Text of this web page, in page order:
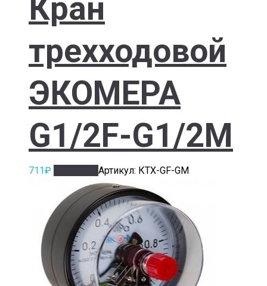
Кран
трехходовой
ЭКОМЕРА
G1/2F-G1/2M
711₽ Артикул: КТХ-GF-GM